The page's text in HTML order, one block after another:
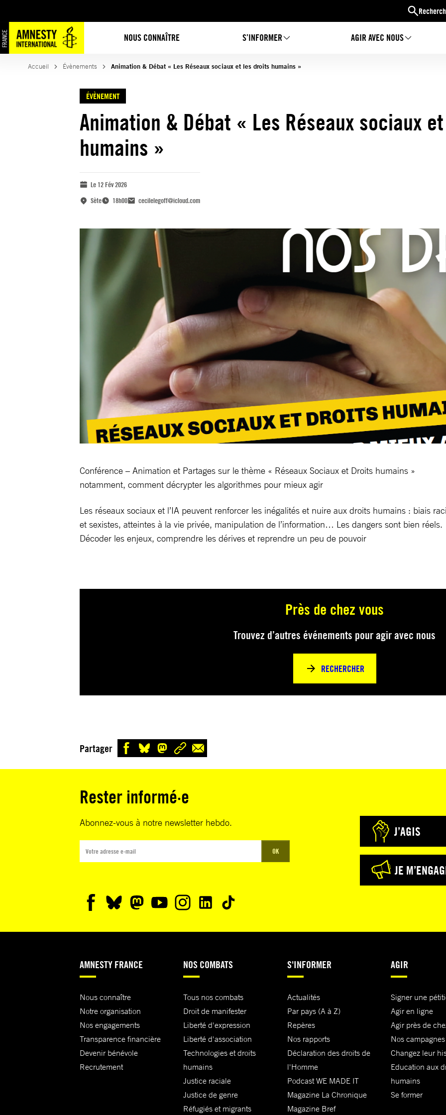
NOUS CONNAÎTRE S’INFORMER AGIR AVEC NOUS
Accueil Évènements Animation & Débat « Les Réseaux sociaux et les droits humains »
ÉVÈNEMENT
Animation & Débat « Les Réseaux sociaux
humains »
Le 12 Fév 2026
Sète
18h00 cecilelegoff@icloud.com
Conférence – Animation et Partages sur le thème « Réseaux Sociaux et Droits humains »
notamment, comment décrypter les algorithmes pour mieux agir
Les réseaux sociaux et l’IA peuvent renforcer les inégalités et nuire aux droits humains : biais
et sexistes, atteintes à la vie privée, manipulation de l’information… Les dangers sont bien réels.
Décoder les enjeux, comprendre les dérives et reprendre un peu de pouvoir
Près de chez vous
Trouvez d’autres événements pour agir avec nous
RECHERCHER
Partager
Rester informé·e
Abonnez-vous à notre newsletter hebdo.
OK
J’AGIS
JE
AMNESTY FRANCE
Nous connaître
Notre organisation
Nos engagements
Transparence financière
Devenir bénévole
Recrutement
NOS COMBATS
Tous nos combats
Droit de manifester
Liberté d'expression
Liberté d'association
Technologies et droits
humains
Justice raciale
Justice de genre
Réfugiés et migrants
S'INFORMER
Actualités
Par pays (A à Z)
Repères
Nos rapports
Déclaration des droits de
l'Homme
Podcast WE MADE IT
Magazine La Chronique
Magazine Bref
AGIR
Signer une
Agir en ligne
Agir près de
Nos campagnes
Changez leur
Education aux
humains
Se former